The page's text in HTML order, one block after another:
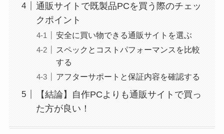
通販サイトで既製品PCを買う際のチェッ
クポイント
安全に買い物できる通販サイトを選ぶ
スペックとコストパフォーマンスを比較
する
アフターサポートと保証内容を確認する
【結論】自作PCよりも通販サイトで買っ
た方が良い！